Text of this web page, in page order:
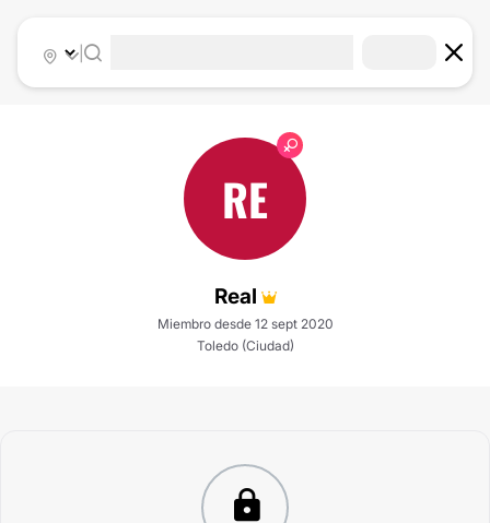
|
RE
Real
Miembro desde 12 sept 2020
Toledo (Ciudad)